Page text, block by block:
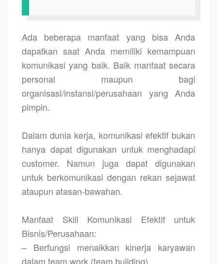
Ada beberapa manfaat yang bisa Anda
dapatkan saat Anda memiliki kemampuan
komunikasi yang baik. Baik manfaat secara
personal maupun bagi
organisasi/instansi/perusahaan yang Anda
pimpin.
Dalam dunia kerja, komunikasi efektif bukan
hanya dapat digunakan untuk menghadapi
customer. Namun juga dapat digunakan
untuk berkomunikasi dengan rekan sejawat
ataupun atasan-bawahan.
Manfaat Skill Komunikasi Efektif untuk
Bisnis/Perusahaan:
– Berfungsi menaikkan kinerja karyawan
dalam team work (team building)